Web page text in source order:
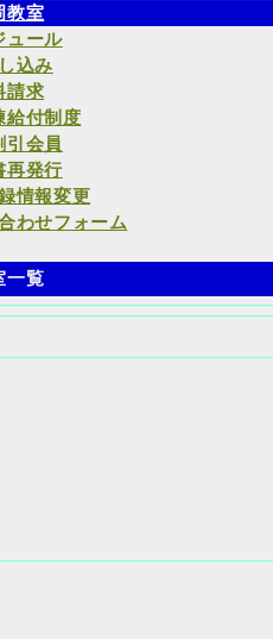
教室
ュール
込み
請求
給付制度
引会員
再発行
情報変更
わせフォーム
一覧